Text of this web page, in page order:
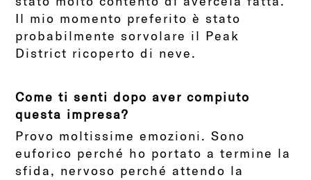
Il mio momento preferito è stato
probabilmente sorvolare il Peak
District ricoperto di neve.
Come ti senti dopo aver compiuto
questa impresa?
Provo moltissime emozioni. Sono
euforico perché ho portato a termine la
sfida, nervoso perché attendo la